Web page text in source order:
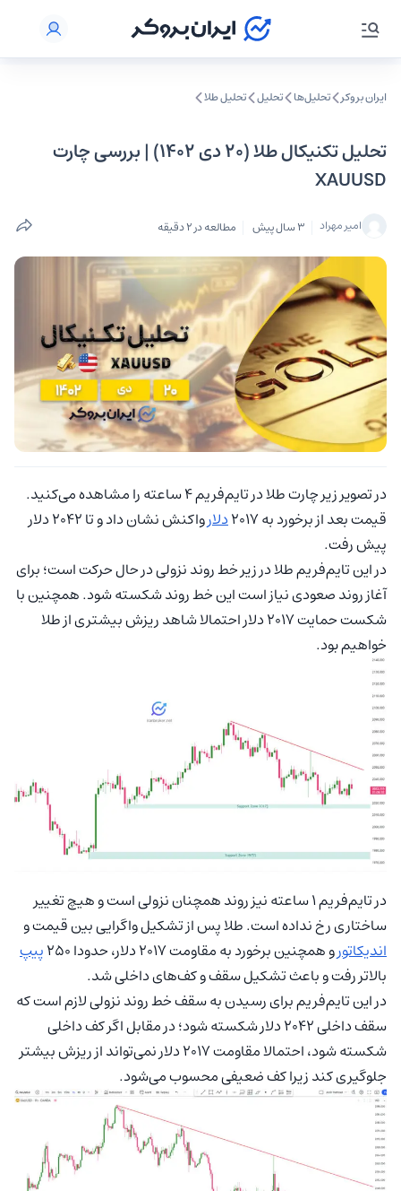
ایران بروکر تحلیل‌ها تحلیل‌ تحلیل طلا
تحلیل تکنیکال طلا (۲۰ دی ۱۴۰۲) | بررسی چارت
XAUUSD
امیر مهراد 3 سال پیش مطالعه در 2 دقیقه
در تصویر زیر چارت طلا در تایم‌فریم ۴ ساعته را مشاهده می‌کنید.
قیمت بعد از برخورد به ۲۰۱۷
دلار
واکنش نشان داد و تا ۲۰۴۲ دلار
پیش رفت.
در این تایم‌فریم طلا در زیر خط روند نزولی در حال حرکت است؛ برای
آغاز روند صعودی نیاز است این خط روند شکسته شود. همچنین با
شکست حمایت ۲۰۱۷ دلار احتمالا شاهد ریزش بیشتری از طلا
خواهیم بود.
در تایم‌فریم ۱ ساعته نیز روند همچنان نزولی است و هیچ تغییر
ساختاری رخ نداده است. طلا پس از تشکیل واگرایی بین قیمت و
اندیکاتورو همچنین برخورد به مقاومت ۲۰۱۷ دلار، حدودا ۲۵۰
پیپ
بالاتر رفت و باعث تشکیل سقف و کف‌های داخلی شد.
در این تایم‌فریم برای رسیدن به سقف خط روند نزولی لازم است که
سقف داخلی ۲۰۴۲ دلار شکسته شود؛ در مقابل اگر کف داخلی
شکسته شود، احتمالا مقاومت ۲۰۱۷ دلار نمی‌تواند از ریزش بیشتر
جلوگیری کند زیرا کف ضعیفی محسوب می‌شود.